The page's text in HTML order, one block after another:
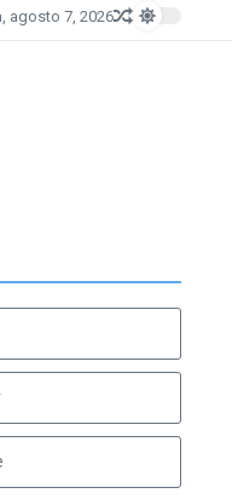
agosto 7, 2026